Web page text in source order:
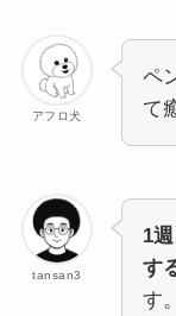
アフロ犬
ペ
て
tansan3
1
す
す。